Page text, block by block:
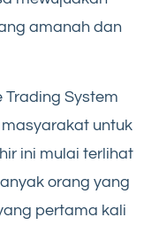
amanah dan
Trading System
untuk
ini mulai terlihat
orang yang
pertama kali